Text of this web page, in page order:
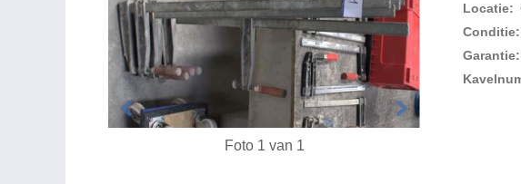
Locatie:
Conditie:
Garantie:
Foto 1 van 1